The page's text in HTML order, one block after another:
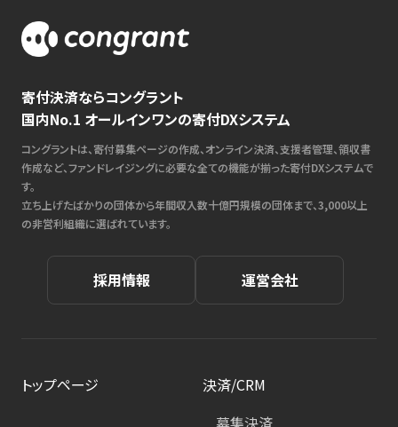
寄付決済ならコングラント
国内No.1 オールインワンの寄付DXシステム
コングラントは、寄付募集ページの作成、オンライン決済、支援者管理、領収書
作成など、ファンドレイジングに必要な全ての機能が揃った寄付DXシステムで
す。
立ち上げたばかりの団体から年間収入数十億円規模の団体まで、3,000以上
の非営利組織に選ばれています。
採用情報 運営会社
トップページ
決済/CRM
募集決済